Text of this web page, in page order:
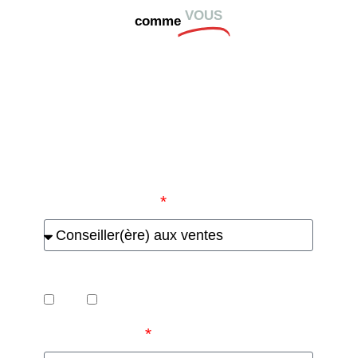
comme VOUS